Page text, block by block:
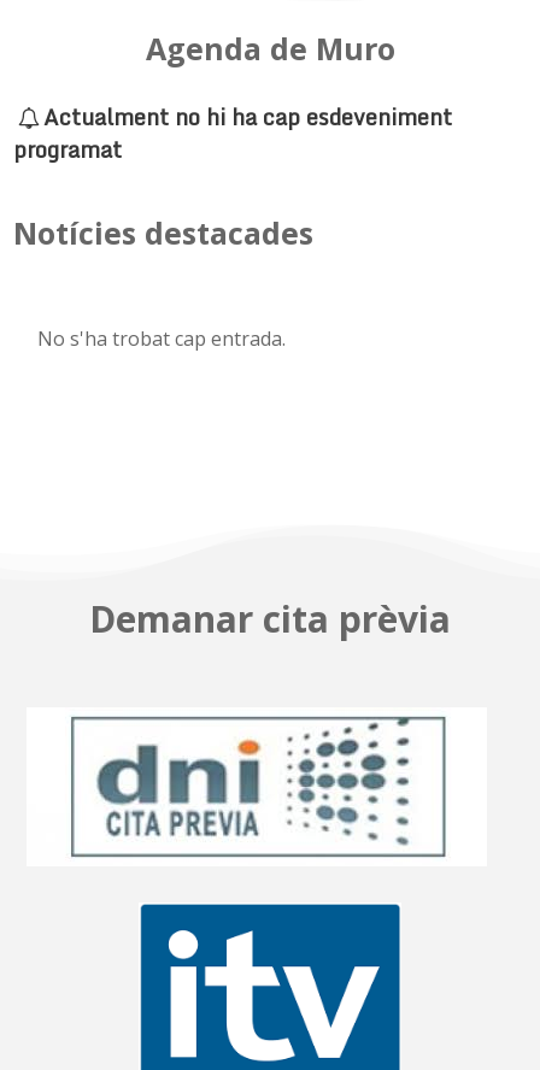
Agenda de Muro
Actualment no hi ha cap esdeveniment
programat
Notícies destacades
No s'ha trobat cap entrada.
Demanar cita prèvia